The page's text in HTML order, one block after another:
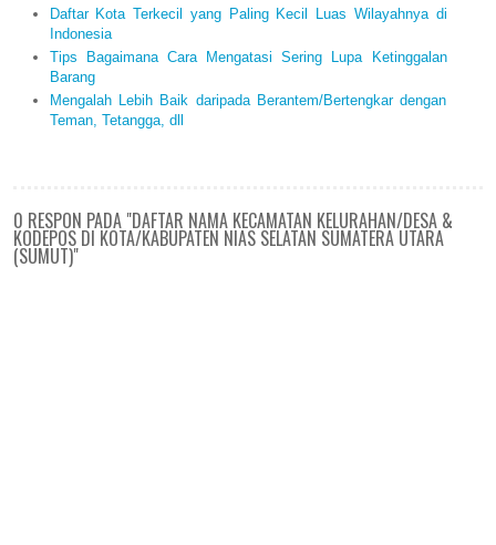
Daftar Kota Terkecil yang Paling Kecil Luas Wilayahnya di
Indonesia
Tips Bagaimana Cara Mengatasi Sering Lupa Ketinggalan
Barang
Mengalah Lebih Baik daripada Berantem/Bertengkar dengan
Teman, Tetangga, dll
0 RESPON PADA "DAFTAR NAMA KECAMATAN KELURAHAN/DESA &
KODEPOS DI KOTA/KABUPATEN NIAS SELATAN SUMATERA UTARA
(SUMUT)"